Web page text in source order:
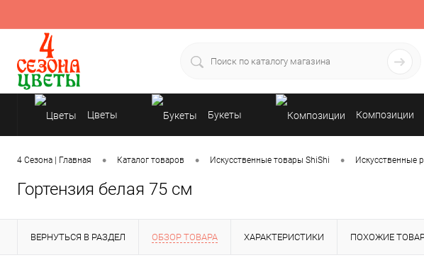
Цветы Букеты Композиции
Подарки
4 Сезона | Главная • Каталог товаров • Искусственные товары ShiShi • Искусственные
Гортензия белая 75 см
ВЕРНУТЬСЯ В РАЗДЕЛ ОБЗОР ТОВАРА ХАРАКТЕРИСТИКИ ПОХОЖИЕ